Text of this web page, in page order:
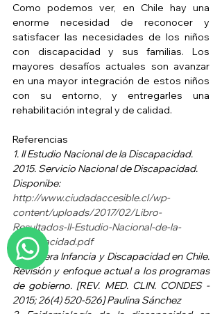
Como podemos ver, en Chile hay una
enorme necesidad de reconocer y
satisfacer las necesidades de los niños
con discapacidad y sus familias. Los
mayores desafíos actuales son avanzar
en una mayor integración de estos niños
con su entorno, y entregarles una
rehabilitación integral y de calidad.
Referencias
1. II Estudio Nacional de la Discapacidad.
2015. Servicio Nacional de Discapacidad.
Disponibe:
http://www.ciudadaccesible.cl/wp-
content/uploads/2017/02/Libro-
Resultados-II-Estudio-Nacional-de-la-
Discapacidad.pdf
2. Primera Infancia y Discapacidad en Chile.
Revisión y enfoque actual a los programas
de gobierno. [REV. MED. CLIN. CONDES -
2015; 26(4) 520-526] Paulina Sánchez